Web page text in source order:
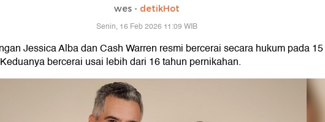
wes - detikHot
Senin, 16 Feb 2026 11:09 WIB
Jessica Alba dan Cash Warren resmi bercerai secara hukum pada 15
bercerai usai lebih dari 16 tahun pernikahan.